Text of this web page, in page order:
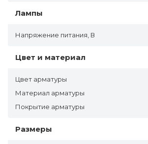
Лампы
Напряжение питания, В
Цвет и материал
Цвет арматуры
Материал арматуры
Покрытие арматуры
Размеры